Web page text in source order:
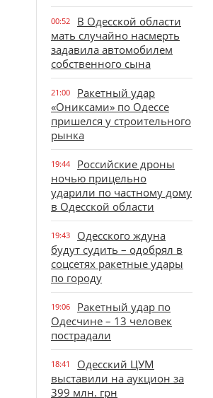
00:52
В Одесской области
мать случайно насмерть
задавила автомобилем
собственного сына
21:00
Ракетный удар
«Ониксами» по Одессе
пришелся у строительного
рынка
19:44
Российские дроны
ночью прицельно
ударили по частному дому
в Одесской области
19:43
Одесского ждуна
будут судить – одобрял в
соцсетях ракетные удары
по городу
19:06
Ракетный удар по
Одесчине – 13 человек
пострадали
18:41
Одесский ЦУМ
выставили на аукцион за
399 млн. грн